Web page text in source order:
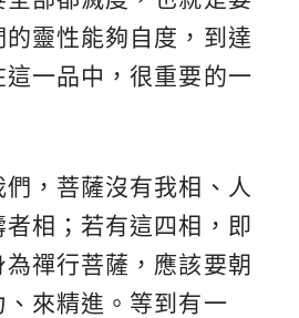
靈性能夠自度，到達
一品中，很重要的一
，菩薩沒有我相、人
相；若有這四相，即
禪行菩薩，應該要朝
來精進。等到有一